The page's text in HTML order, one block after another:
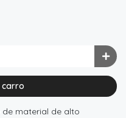
de material de alto